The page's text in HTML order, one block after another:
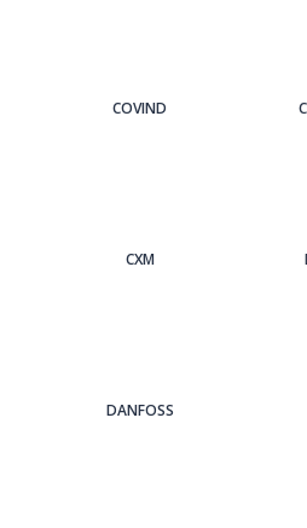
COVIND
CXM
DANFOSS